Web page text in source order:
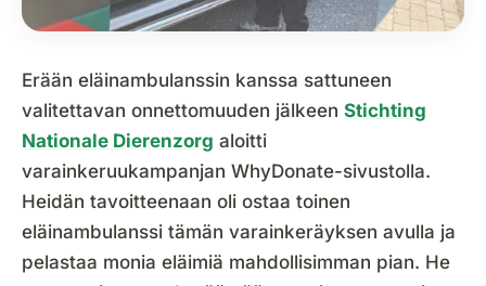
Erään eläinambulanssin kanssa sattuneen
valitettavan onnettomuuden jälkeen Stichting
Nationale Dierenzorg aloitti
varainkeruukampanjan WhyDonate-sivustolla.
Heidän tavoitteenaan oli ostaa toinen
eläinambulanssi tämän varainkeräyksen avulla ja
pelastaa monia eläimiä mahdollisimman pian. He